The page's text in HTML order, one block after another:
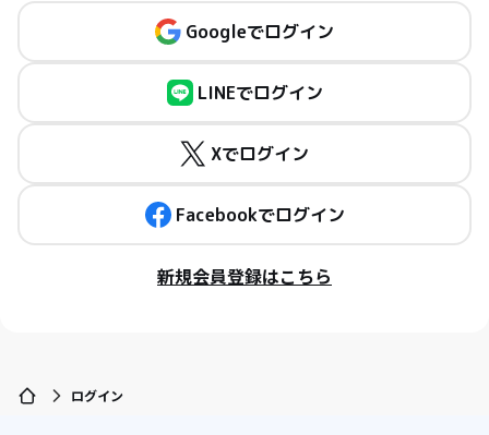
Googleでログイン
LINEでログイン
Xでログイン
Facebookでログイン
新規会員登録はこちら
ログイン